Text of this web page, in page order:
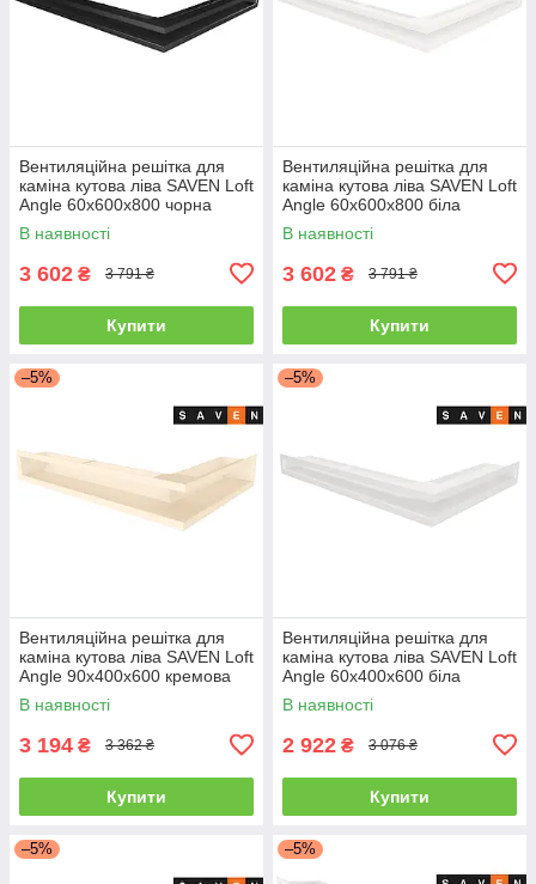
Вентиляційна решітка для
каміна кутова ліва SAVEN Loft
Angle 60х600х800 чорна
В наявності
3 602 ₴ 3 791 ₴
Купити
Вентиляційна решітка для
каміна кутова ліва SAVEN Loft
Angle 60х600х800 біла
В наявності
3 602 ₴ 3 791 ₴
Купити
–5%
Вентиляційна решітка для
каміна кутова ліва SAVEN Loft
Angle 90х400х600 кремова
В наявності
3 194 ₴ 3 362 ₴
Купити
–5%
Вентиляційна решітка для
каміна кутова ліва SAVEN Loft
Angle 60х400х600 біла
В наявності
2 922 ₴ 3 076 ₴
Купити
–5% –5%